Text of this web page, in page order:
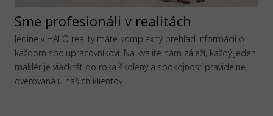
Sme profesionáli v realitách
Jedine v HALO reality máte komplexný prehľad informácii o
každom spolupracovníkovi. Na kvalite nám záleží, každý jeden
maklér je viackrát do roka školený a spokojnosť pravidelne
overovaná u našich klientov.